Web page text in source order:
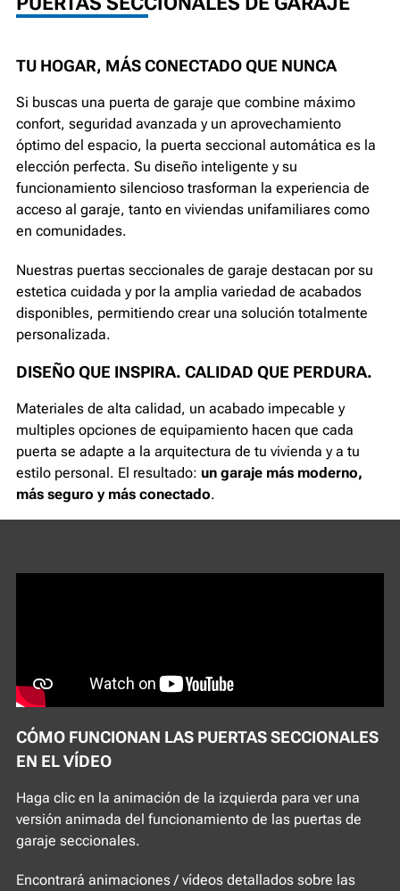
TU HOGAR, MÁS CONECTADO QUE NUNCA
Si buscas una puerta de garaje que combine máximo
confort, seguridad avanzada y un aprovechamiento
óptimo del espacio, la puerta seccional automática es la
elección perfecta. Su diseño inteligente y su
funcionamiento silencioso trasforman la experiencia de
acceso al garaje, tanto en viviendas unifamiliares como
en comunidades.
Nuestras puertas seccionales de garaje destacan por su
estetica cuidada y por la amplia variedad de acabados
disponibles, permitiendo crear una solución totalmente
personalizada.
DISEÑO QUE INSPIRA. CALIDAD QUE PERDURA.
Materiales de alta calidad, un acabado impecable y
multiples opciones de equipamiento hacen que cada
puerta se adapte a la arquitectura de tu vivienda y a tu
estilo personal. El resultado: un garaje más moderno,
más seguro y más conectado.
CÓMO FUNCIONAN LAS PUERTAS SECCIONALES
EN EL VÍDEO
Haga clic en la animación de la izquierda para ver una
versión animada del funcionamiento de las puertas de
garaje seccionales.
Encontrará animaciones / vídeos detallados sobre las